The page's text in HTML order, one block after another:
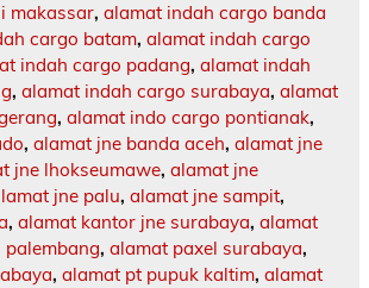
makassar, alamat indah cargo banda
cargo batam, alamat indah cargo
indah cargo padang, alamat indah
, alamat indah cargo surabaya, alamat
, alamat indo cargo pontianak,
, alamat jne banda aceh, alamat jne
jne lhokseumawe, alamat jne
jne palu, alamat jne sampit,
, alamat kantor jne surabaya, alamat
, alamat paxel surabaya,
, alamat pt pupuk kaltim, alamat